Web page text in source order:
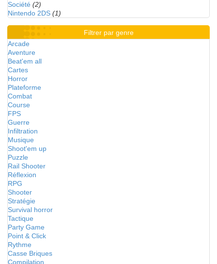
Société (2)
Nintendo 2DS (1)
Filtrer par genre
Arcade
Aventure
Beat'em all
Cartes
Horror
Plateforme
Combat
Course
FPS
Guerre
Infiltration
Musique
Shoot'em up
Puzzle
Rail Shooter
Réflexion
RPG
Shooter
Stratégie
Survival horror
Tactique
Party Game
Point & Click
Rythme
Casse Briques
Compilation